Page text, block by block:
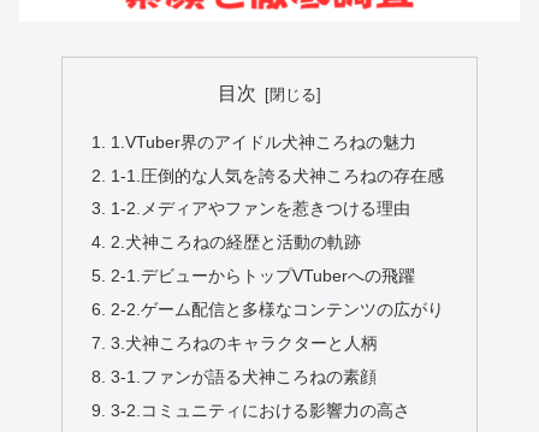
目次
1.VTuber界のアイドル犬神ころねの魅力
1-1.圧倒的な人気を誇る犬神ころねの存在感
1-2.メディアやファンを惹きつける理由
2.犬神ころねの経歴と活動の軌跡
2-1.デビューからトップVTuberへの飛躍
2-2.ゲーム配信と多様なコンテンツの広がり
3.犬神ころねのキャラクターと人柄
3-1.ファンが語る犬神ころねの素顔
3-2.コミュニティにおける影響力の高さ